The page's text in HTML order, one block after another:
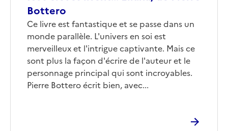
Bottero
Corps
Ce livre est fantastique et se passe dans un
monde parallèle. L'univers en soi est
merveilleux et l'intrigue captivante. Mais ce
sont plus la façon d'écrire de l'auteur et le
personnage principal qui sont incroyables.
Pierre Bottero écrit bien, avec...